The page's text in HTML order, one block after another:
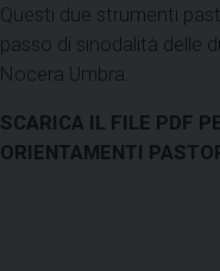
Questi due strumenti
passo di sinodalità delle
Nocera Umbra.
SCARICA IL FILE PDF
ORIENTAMENTI